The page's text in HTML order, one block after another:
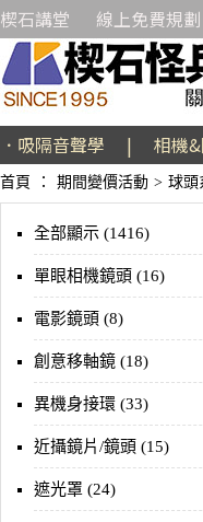
楔石講堂 線上免費規劃
．吸隔音聲學 | 相機
首頁 ： 期間變價活動 > 球頭
全部顯示 (1416)
單眼相機鏡頭 (16)
電影鏡頭 (8)
創意移軸鏡 (18)
異機身接環 (33)
近攝鏡片/鏡頭 (15)
遮光罩 (24)